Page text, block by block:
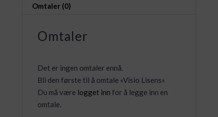
Omtaler (0)
Omtaler
Det er ingen omtaler ennå.
Bli den første til å omtale «Visio Lisens»
Du må være logget inn for å legge inn en
omtale.